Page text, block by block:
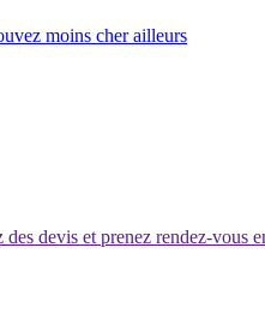
moins cher ailleurs
devis et prenez rendez-vous